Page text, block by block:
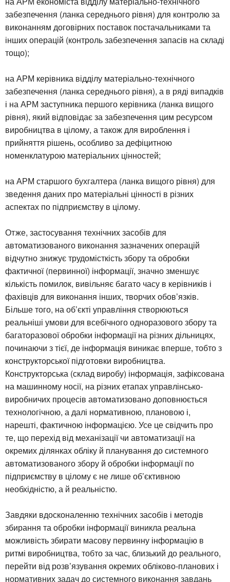
забезпечення (ланка середнього рівня) для контролю за
виконанням договірних поставок постачальниками та
інших операцій (контроль забезпечення запасів на складі
тощо);
на АРМ керівника відділу матеріально-технічного
забезпечення (ланка середнього рівня), а в ряді випадків
і на АРМ заступника першого керівника (ланка вищого
рівня), який відповідає за забезпечення цим ресурсом
виробництва в цілому, а також для вироблення і
прийняття рішень, особливо за дефіцитною
номенклатурою матеріальних цінностей;
на АРМ старшого бухгалтера (ланка вищого рівня) для
зведення даних про матеріальні цінності в різних
аспектах по підприємству в цілому.
Отже, застосування технічних засобів для
автоматизованого виконання зазначених операцій
відчутно знижує трудомісткість збору та обробки
фактичної (первинної) інформації, значно зменшує
кількість помилок, вивільняє багато часу в керівників і
фахівців для виконання інших, творчих обов’язків.
Більше того, на об’єкті управління створюються
реальніші умови для всебічного одноразового збору та
багаторазової обробки інформації на різних дільницях,
починаючи з тієї, де інформація виникає вперше, тобто з
конструкторської підготовки виробництва.
Конструкторська (склад виробу) інформація, зафіксована
на машинному носії, на різних етапах управлінсько-
виробничих процесів автоматизовано доповнюється
технологічною, а далі нормативною, плановою і,
нарешті, фактичною інформацією. Усе це свідчить про
те, що перехід від механізації чи автоматизації на
окремих ділянках обліку й планування до системного
автоматизованого збору й обробки інформації по
підприємству в цілому є не лише об’єктивною
необхідністю, а й реальністю.
Завдяки вдосконаленню технічних засобів і методів
збирання та обробки інформації виникла реальна
можливість збирати масову первинну інформацію в
ритмі виробництва, тобто за час, близький до реального,
перейти від розв’язування окремих обліково-планових і
нормативних задач до системного виконання завдань